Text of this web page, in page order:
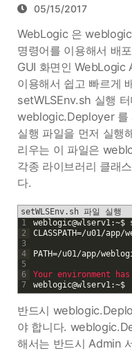
05/15/2017
WebLogic 은
명령어를 이용해서 배
GUI 화면인 WebLogic
이용해서 쉽고 빠르게
setWLSEnv.sh 실행
weblogic.Deployer 를
실행 파일을 먼저 실행
리우는 이 파일은
각종 라이브러리 클래
다.
setWLSEnv.sh 파일 실행
1
2
3
4
5
6
7
weblogic@wlserv1 :~$
CLASSPATH=/u01 /app/
PATH=/u01 /app/
Your environment has
weblogic@wlserv1 :~$
반드시
야 합니다.
해서는 반드시 Admin